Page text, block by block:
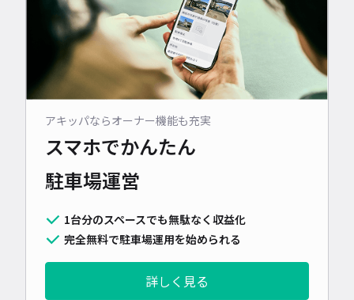
アキッパならオーナー機能も充実
スマホでかんたん
駐車場運営
1台分のスペースでも無駄なく収益化
完全無料で駐車場運用を始められる
詳しく見る